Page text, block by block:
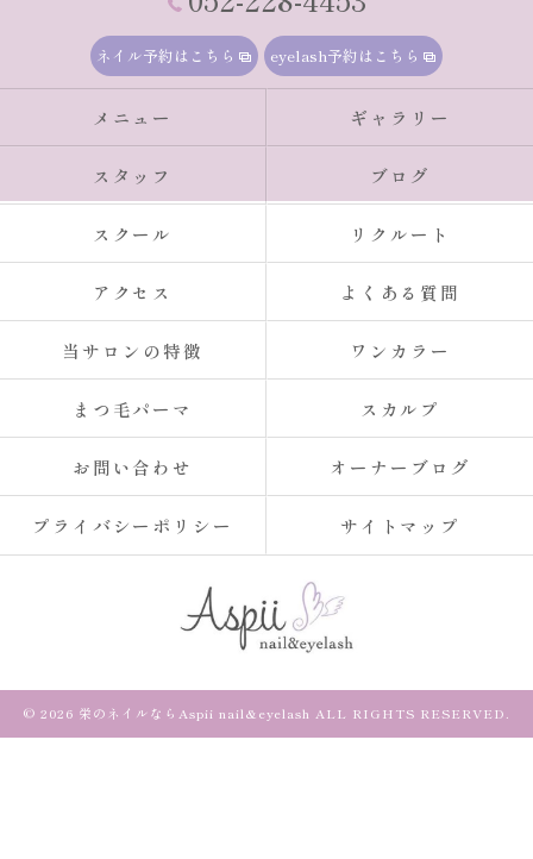
ネイル予約はこちら eyelash予約はこちら
メニュー ギャラリー
スタッフ ブログ
スクール リクルート
アクセス よくある質問
当サロンの特徴 ワンカラー
まつ毛パーマ スカルプ
お問い合わせ オーナーブログ
プライバシーポリシー サイトマップ
© 2026 栄のネイルならAspii nail&eyelash ALL RIGHTS RESERVED.